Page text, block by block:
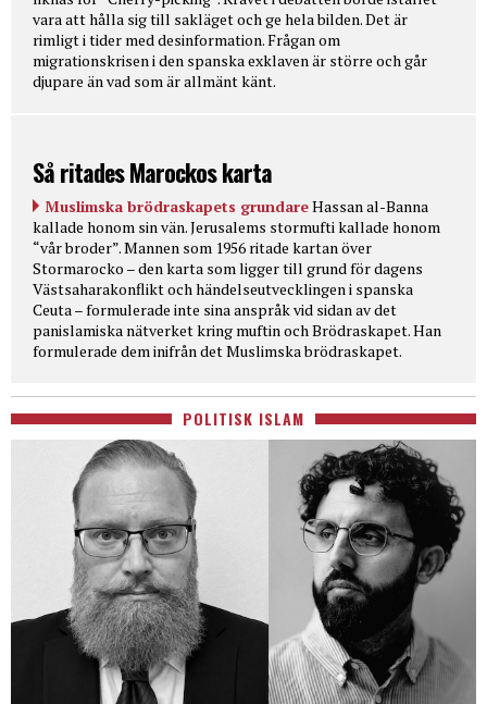
vara att hålla sig till sakläget och ge hela bilden. Det är
rimligt i tider med desinformation. Frågan om
migrationskrisen i den spanska exklaven är större och går
djupare än vad som är allmänt känt.
Så ritades Marockos karta
Muslimska brödraskapets grundareHassan al-Banna
kallade honom sin vän. Jerusalems stormufti kallade honom
“vår broder”. Mannen som 1956 ritade kartan över
Stormarocko – den karta som ligger till grund för dagens
Västsaharakonflikt och händelseutvecklingen i spanska
Ceuta – formulerade inte sina anspråk vid sidan av det
panislamiska nätverket kring muftin och Brödraskapet. Han
formulerade dem inifrån det Muslimska brödraskapet.
POLITISK ISLAM